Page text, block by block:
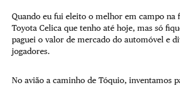
Quando eu fui eleito o melhor em campo na
Toyota Celica que tenho até hoje, mas só
paguei o valor de mercado do automóvel e
jogadores.
No avião a caminho de Tóquio, inventamos